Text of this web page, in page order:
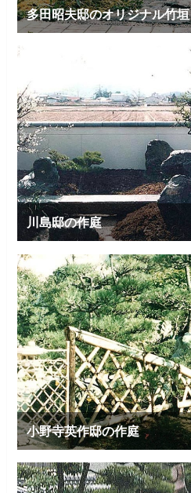
多田昭夫邸のオリジナル竹垣
川島邸の作庭
小野寺英作邸の作庭